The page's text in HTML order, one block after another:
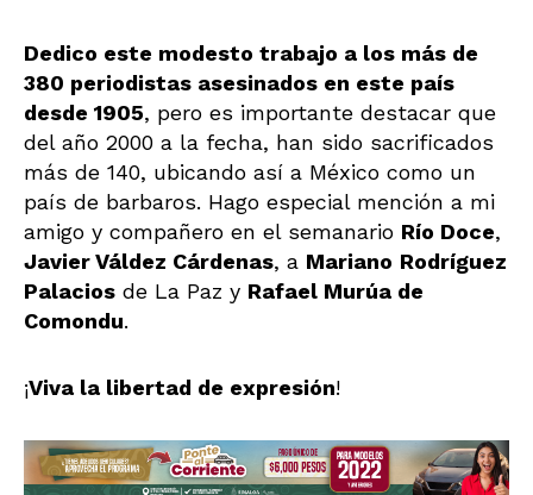
Dedico este modesto trabajo a los más de
380 periodistas asesinados en este país
desde 1905, pero es importante destacar que
del año 2000 a la fecha, han sido sacrificados
más de 140, ubicando así a México como un
país de barbaros. Hago especial mención a mi
amigo y compañero en el semanario Río Doce,
Javier Váldez Cárdenas, a Mariano Rodríguez
Palacios de La Paz y Rafael Murúa de
Comondu.
¡Viva la libertad de expresión!